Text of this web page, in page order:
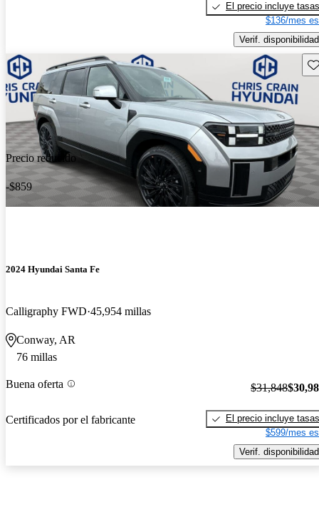
El precio incluye tasas
$136/mes
Verif. disponibilidad
Precio reducido
-$859
2024 Hyundai Santa Fe
Calligraphy FWD 45,954 millas
Conway, AR
76 millas
Buena oferta
Certificados por el fabricante
$31,848
El precio incluye tasas
$599/mes
Verif. disponibilidad